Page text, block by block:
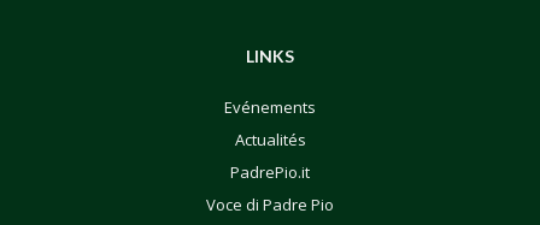
LINKS
Evénements
Actualités
PadrePio.it
Voce di Padre Pio